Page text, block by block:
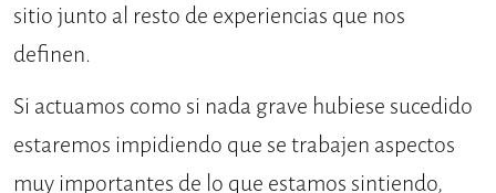
sitio junto al resto de experiencias que nos
definen.
Si actuamos como si nada grave hubiese sucedido
estaremos impidiendo que se trabajen aspectos
muy importantes de lo que estamos sintiendo,